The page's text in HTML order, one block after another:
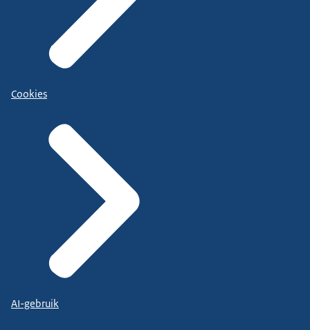
Cookies
AI-gebruik